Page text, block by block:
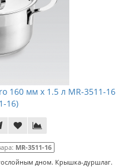
160 мм х 1.5 л MR-3511-16
16)
MR-3511-16
дном. Крышка-дуршлаг.